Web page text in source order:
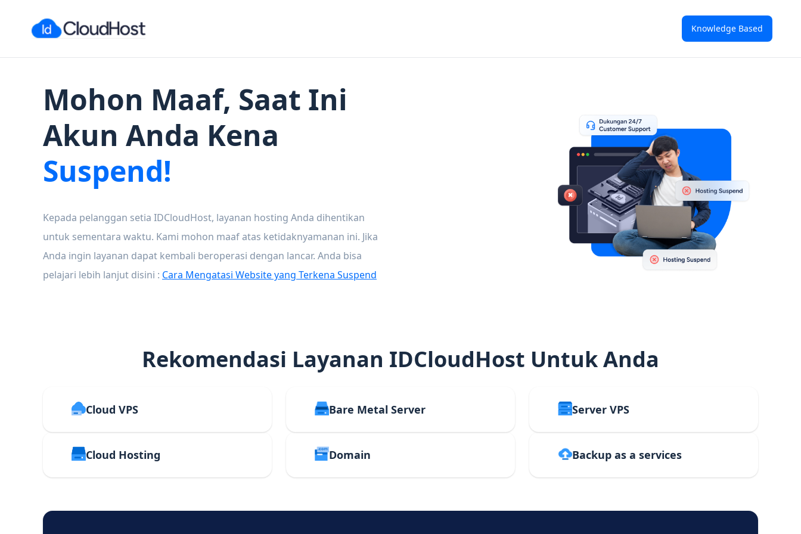
Knowledge Based
Mohon Maaf, Saat Ini
Akun Anda Kena
Suspend!
Kepada pelanggan setia IDCloudHost, layanan hosting Anda dihentikan
untuk sementara waktu. Kami mohon maaf atas ketidaknyamanan ini. Jika
Anda ingin layanan dapat kembali beroperasi dengan lancar. Anda bisa
pelajari lebih lanjut disini : Cara Mengatasi Website yang Terkena Suspend
Rekomendasi Layanan IDCloudHost Untuk Anda
Cloud VPS Bare Metal Server Server VPS
Cloud Hosting Domain Backup as a services